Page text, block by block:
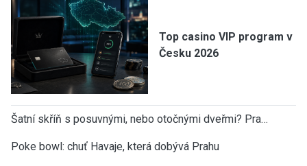
Top casino VIP program v
Česku 2026
Šatní skříň s posuvnými, nebo otočnými dveřmi? Pra…
Poke bowl: chuť Havaje, která dobývá Prahu